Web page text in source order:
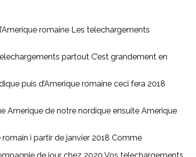
romaine Les telechargements
partout C’est grandement en
puis d’Amerique romaine ceci fera 2018
Amerique de notre nordique ensuite Amerique
i partir de janvier 2018 Comme